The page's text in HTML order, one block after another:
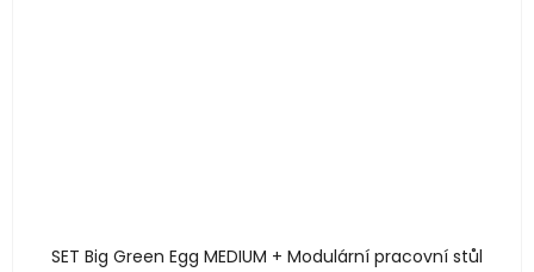
SET Big Green Egg MEDIUM + Modulární pracovní stůl